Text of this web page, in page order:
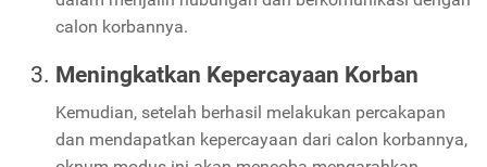
calon korbannya.
Meningkatkan Kepercayaan Korban
Kemudian, setelah berhasil melakukan percakapan
dan mendapatkan kepercayaan dari calon korbannya,